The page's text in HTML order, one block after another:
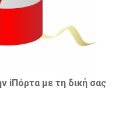
iΠόρτα με τη δική σας